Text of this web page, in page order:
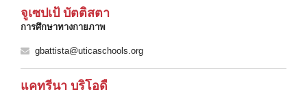
จูเซปเป้ บัตติสตา
การศึกษาทางกายภาพ
gbattista@uticaschools.org
แคทรีนา บริโอดี้